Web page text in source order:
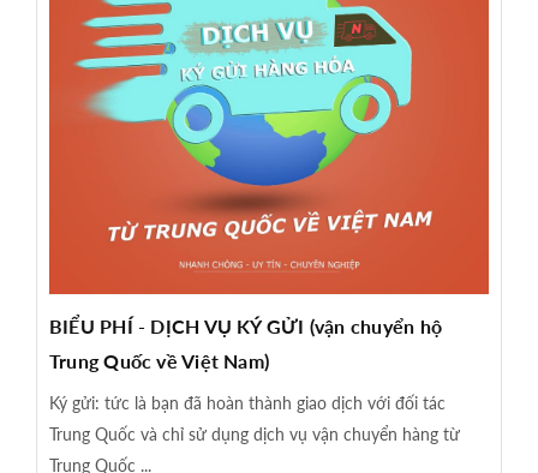
BIỂU PHÍ - DỊCH VỤ KÝ GỬI (vận chuyển hộ
Trung Quốc về Việt Nam)
Ký gửi: tức là bạn đã hoàn thành giao dịch với đối tác
Trung Quốc và chỉ sử dụng dịch vụ vận chuyển hàng từ
Trung Quốc ...